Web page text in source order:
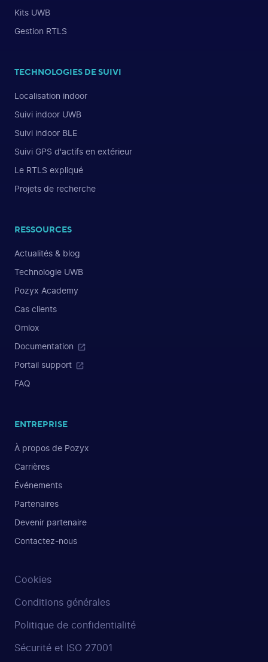
Kits UWB
Gestion RTLS
TECHNOLOGIES DE SUIVI
Localisation indoor
Suivi indoor UWB
Suivi indoor BLE
Suivi GPS d'actifs en extérieur
Le RTLS expliqué
Projets de recherche
RESSOURCES
Actualités & blog
Technologie UWB
Pozyx Academy
Cas clients
Omlox
Documentation
Portail support
FAQ
ENTREPRISE
À propos de Pozyx
Carrières
Événements
Partenaires
Devenir partenaire
Contactez-nous
Cookies
Conditions générales
Politique de confidentialité
Sécurité et ISO 27001